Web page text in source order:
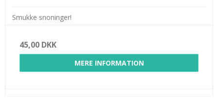
Smukke snoninger!
45,00 DKK
MERE INFORMATION